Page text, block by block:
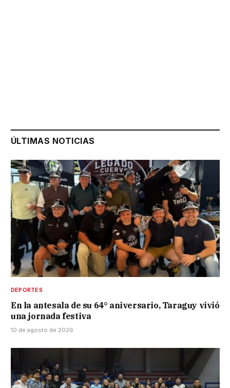
ÚLTIMAS NOTICIAS
DEPORTES
En la antesala de su 64° aniversario, Taraguy vivió
una jornada festiva
10 de agosto de 2026